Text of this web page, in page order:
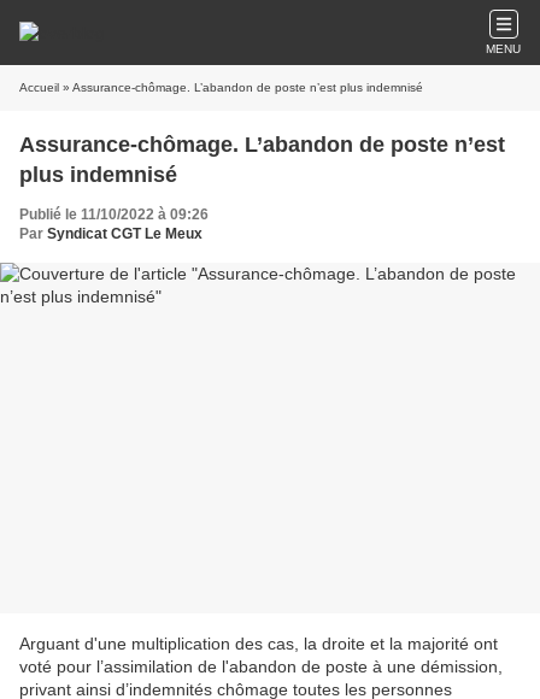
MENU
Accueil » Assurance-chômage. L’abandon de poste n’est plus indemnisé
Assurance-chômage. L’abandon de poste n’est
plus indemnisé
Publié le 11/10/2022 à 09:26
Par Syndicat CGT Le Meux
Arguant d'une multiplication des cas, la droite et la majorité ont
voté pour l’assimilation de l'abandon de poste à une démission,
privant ainsi d’indemnités chômage toutes les personnes